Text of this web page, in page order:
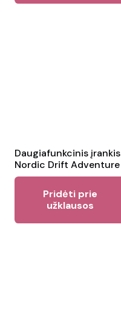
Daugiafunkcinis įrankis
Nordic Drift Adventure
Pridėti prie
užklausos